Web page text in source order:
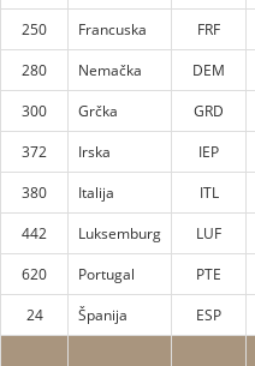
250
Francuska FRF
280
Nemačka DEM
300
Grčka GRD
372
Irska IEP
380
Italija ITL
442
Luksemburg LUF
620
Portugal PTE
24
Španija ESP